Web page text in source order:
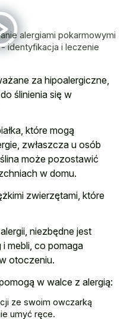
alergiami pokarmowymi
identyfikacja i leczenie
za hipoalergiczne,
ślinienia się w
które mogą
zwłaszcza u osób
może pozostawić
w domu.
zwierzętami, które
niezbędne jest
i mebli, co pomaga
otoczeniu.
w walce z alergią:
ze swoim owczarką
umyć ręce.